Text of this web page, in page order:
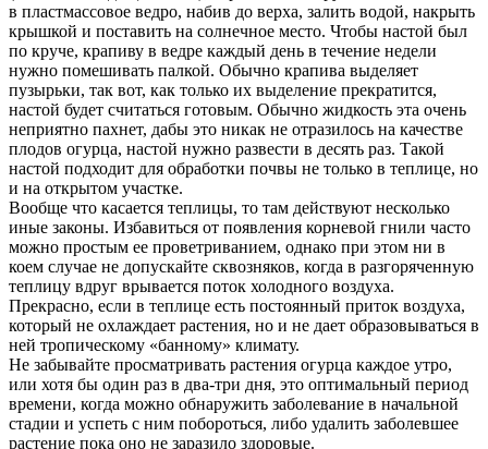
в пластмассовое ведро, набив до верха, залить водой, накрыть
крышкой и поставить на солнечное место. Чтобы настой был
по круче, крапиву в ведре каждый день в течение недели
нужно помешивать палкой. Обычно крапива выделяет
пузырьки, так вот, как только их выделение прекратится,
настой будет считаться готовым. Обычно жидкость эта очень
неприятно пахнет, дабы это никак не отразилось на качестве
плодов огурца, настой нужно развести в десять раз. Такой
настой подходит для обработки почвы не только в теплице, но
и на открытом участке.
Вообще что касается теплицы, то там действуют несколько
иные законы. Избавиться от появления корневой гнили часто
можно простым ее проветриванием, однако при этом ни в
коем случае не допускайте сквозняков, когда в разгоряченную
теплицу вдруг врывается поток холодного воздуха.
Прекрасно, если в теплице есть постоянный приток воздуха,
который не охлаждает растения, но и не дает образовываться в
ней тропическому «банному» климату.
Не забывайте просматривать растения огурца каждое утро,
или хотя бы один раз в два-три дня, это оптимальный период
времени, когда можно обнаружить заболевание в начальной
стадии и успеть с ним побороться, либо удалить заболевшее
растение пока оно не заразило здоровые.